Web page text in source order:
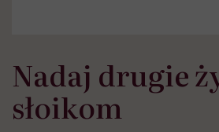
Nadaj drugie
słoikom